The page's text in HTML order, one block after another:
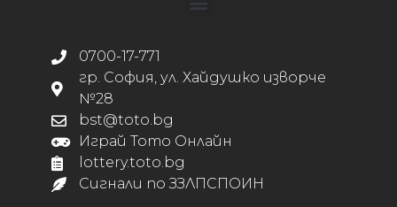
0700-17-771
гр. София, ул. Хайдушко изворче
№28
bst@toto.bg
Играй Тото Онлайн
lottery.toto.bg
Сигнали по ЗЗЛПСПОИН